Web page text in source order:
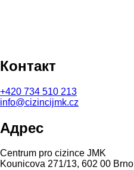
Контакт
+420 734 510 213
info@cizincijmk.cz
Адрес
Centrum pro cizince JMK
Kounicova 271/13, 602 00 Brno